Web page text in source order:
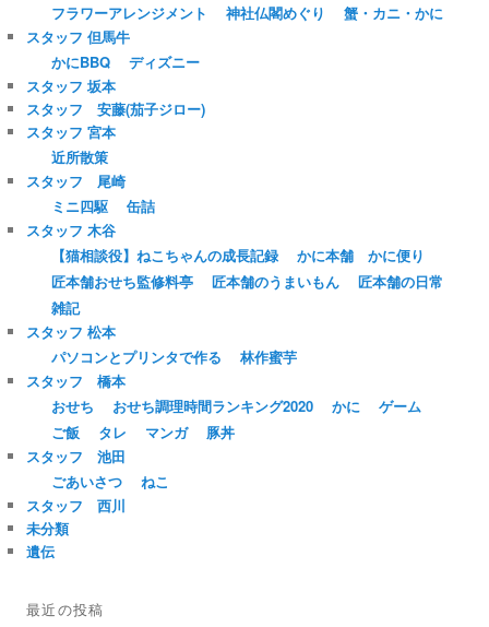
フラワーアレンジメント
神社仏閣めぐり
蟹・カニ・かに
スタッフ 但馬牛
かにBBQ
ディズニー
スタッフ 坂本
スタッフ 安藤(茄子ジロー)
スタッフ 宮本
近所散策
スタッフ 尾崎
ミニ四駆
缶詰
スタッフ 木谷
【猫相談役】ねこちゃんの成長記録
かに本舗 かに便り
匠本舗おせち監修料亭
匠本舗のうまいもん
匠本舗の日常
雑記
スタッフ 松本
パソコンとプリンタで作る
林作蜜芋
スタッフ 橋本
おせち
おせち調理時間ランキング2020 かに
ゲーム
ご飯
タレ マンガ
豚丼
スタッフ 池田
ごあいさつ
ねこ
スタッフ 西川
未分類
遺伝
最近の投稿